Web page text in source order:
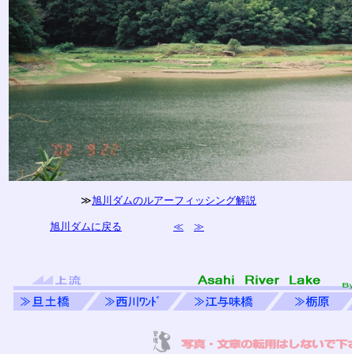
≫旭川ダムのルアーフィッシング解説
旭川ダムに戻る ≪ ≫